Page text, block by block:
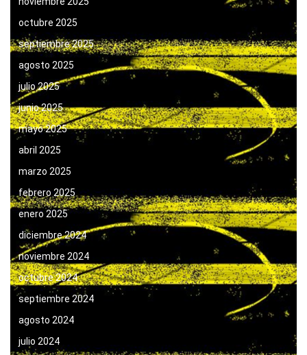
octubre 2025
septiembre 2025
agosto 2025
julio 2025
junio 2025
mayo 2025
abril 2025
marzo 2025
febrero 2025
enero 2025
diciembre 2024
noviembre 2024
octubre 2024
septiembre 2024
agosto 2024
julio 2024